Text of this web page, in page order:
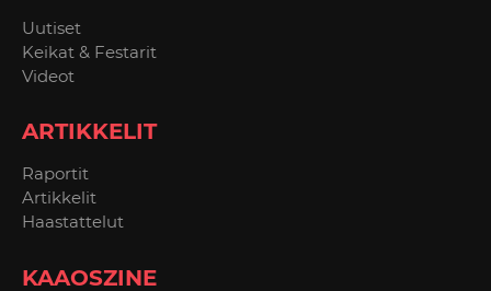
Uutiset
Keikat & Festarit
Videot
ARTIKKELIT
Raportit
Artikkelit
Haastattelut
KAAOSZINE